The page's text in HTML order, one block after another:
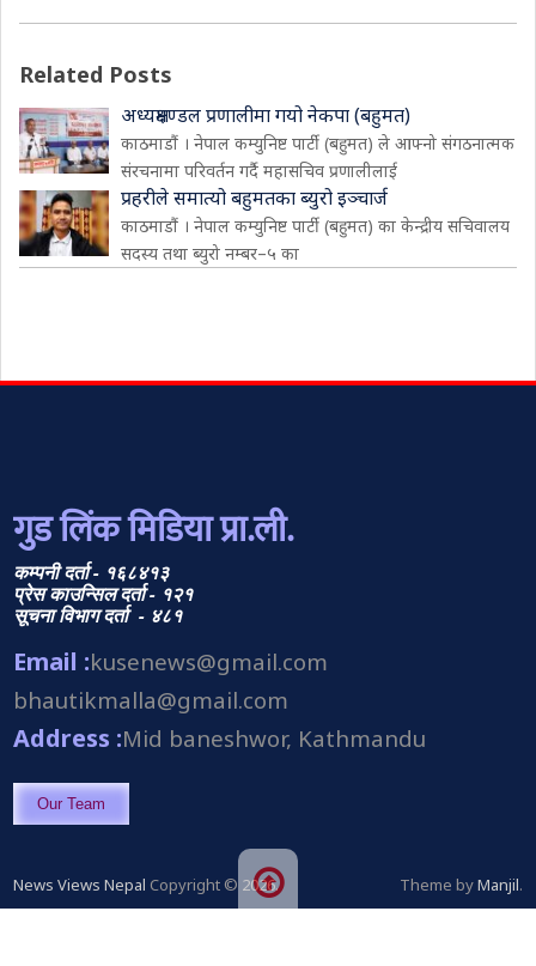
Related Posts
अध्यक्षमण्डल प्रणालीमा गयो नेकपा (बहुमत)
काठमाडौं । नेपाल कम्युनिष्ट पार्टी (बहुमत) ले आफ्नो संगठनात्मक
संरचनामा परिवर्तन गर्दै महासचिव प्रणालीलाई
प्रहरीले समात्यो बहुमतका ब्युरो इञ्चार्ज
काठमाडौं । नेपाल कम्युनिष्ट पार्टी (बहुमत) का केन्द्रीय सचिवालय
सदस्य तथा ब्युरो नम्बर–५ का
गुड लिंक मिडिया प्रा.ली.
कम्पनी दर्ता - १६८४१३
प्रेस काउन्सिल दर्ता - १२१
सूचना विभाग दर्ता - ४८१
Email :kusenews@gmail.com
bhautikmalla@gmail.com
Address :Mid baneshwor, Kathmandu
Our Team
News Views Nepal Copyright © 2026. Theme byManjil.